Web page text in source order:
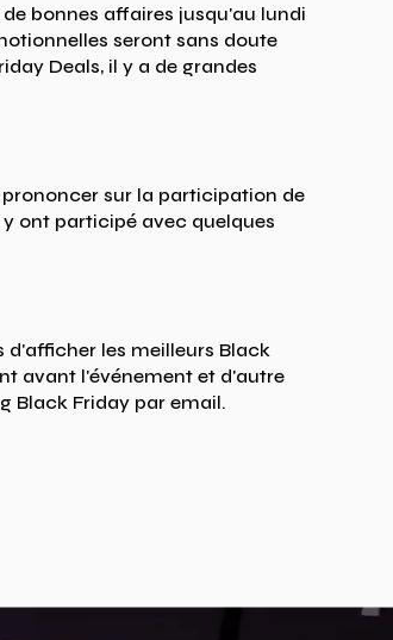
bonnes affaires jusqu'au lundi
seront sans doute
Deals, il y a de grandes
sur la participation de
y ont participé avec quelques
d'afficher les meilleurs Black
avant l'événement et d'autre
Black Friday par email.